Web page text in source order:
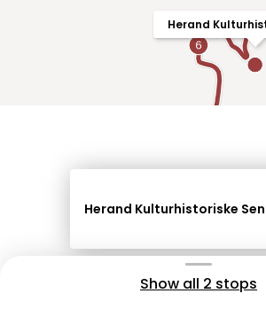
Herand
Herand Kulturhistoriske